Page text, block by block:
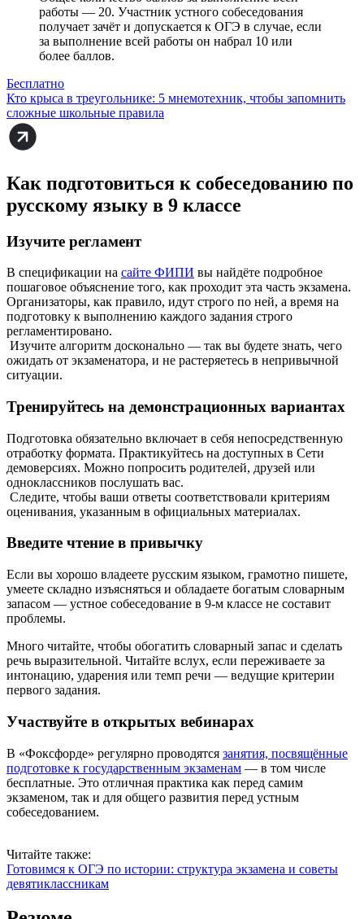
работы — 20. Участник устного собеседования
получает зачёт и допускается к ОГЭ в случае, если
за выполнение всей работы он набрал 10 или
более баллов.
Бесплатно
Кто крыса в треугольнике: 5 мнемотехник, чтобы запомнить
сложные школьные правила
Как подготовиться к собеседованию по
русскому языку в 9 классе
Изучите регламент
В спецификации на сайте ФИПИ вы найдёте подробное
пошаговое объяснение того, как проходит эта часть экзамена.
Организаторы, как правило, идут строго по ней, а время на
подготовку к выполнению каждого задания строго
регламентировано.
Изучите алгоритм досконально — так вы будете знать, чего
ожидать от экзаменатора, и не растеряетесь в непривычной
ситуации.
Тренируйтесь на демонстрационных вариантах
Подготовка обязательно включает в себя непосредственную
отработку формата. Практикуйтесь на доступных в Сети
демоверсиях. Можно попросить родителей, друзей или
одноклассников послушать вас.
Следите, чтобы ваши ответы соответствовали критериям
оценивания, указанным в официальных материалах.
Введите чтение в привычку
Если вы хорошо владеете русским языком, грамотно пишете,
умеете складно изъясняться и обладаете богатым словарным
запасом — устное собеседование в 9-м классе не составит
проблемы.
Много читайте, чтобы обогатить словарный запас и сделать
речь выразительной. Читайте вслух, если переживаете за
интонацию, ударения или темп речи — ведущие критерии
первого задания.
Участвуйте в открытых вебинарах
В «Фоксфорде» регулярно проводятся занятия, посвящённые
подготовке к государственным экзаменам — в том числе
бесплатные. Это отличная практика как перед самим
экзаменом, так и для общего развития перед устным
собеседованием.
Читайте также:
Готовимся к ОГЭ по истории: структура экзамена и советы
девятиклассникам